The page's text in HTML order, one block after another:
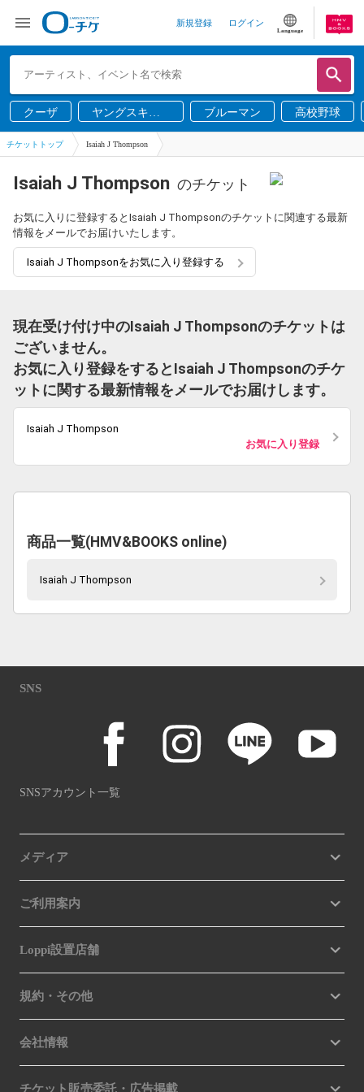
新規登録 ログイン
Language
クーザ
ヤングスキニ
ー
ブルーマン 高校野球
チケットトップ Isaiah J Thompson
Isaiah J Thompson のチケット
お気に入りに登録するとIsaiah J Thompsonのチケットに関連する最新
情報をメールでお届けいたします。
Isaiah J Thompsonをお気に入り登録する
現在受け付け中のIsaiah J Thompsonのチケットは
ございません。
お気に入り登録をするとIsaiah J Thompsonのチケ
ットに関する最新情報をメールでお届けします。
Isaiah J Thompson
お気に入り登録
商品一覧(HMV&BOOKS online)
Isaiah J Thompson
SNS
SNSアカウント一覧
メディア
ご利用案内
Loppi設置店舗
規約・その他
会社情報
チケット販売委託・広告掲載